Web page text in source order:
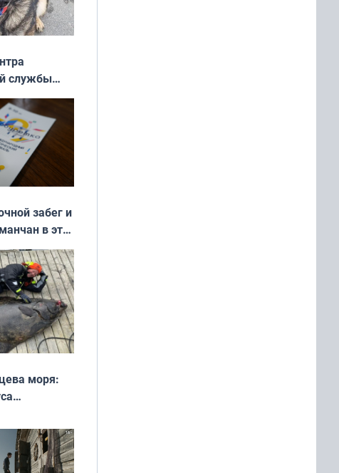
службы
забег и
в эти
моря: